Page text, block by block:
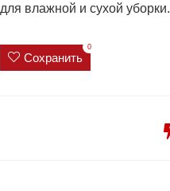
для влажной и сухой уборки.
Сохранить
0